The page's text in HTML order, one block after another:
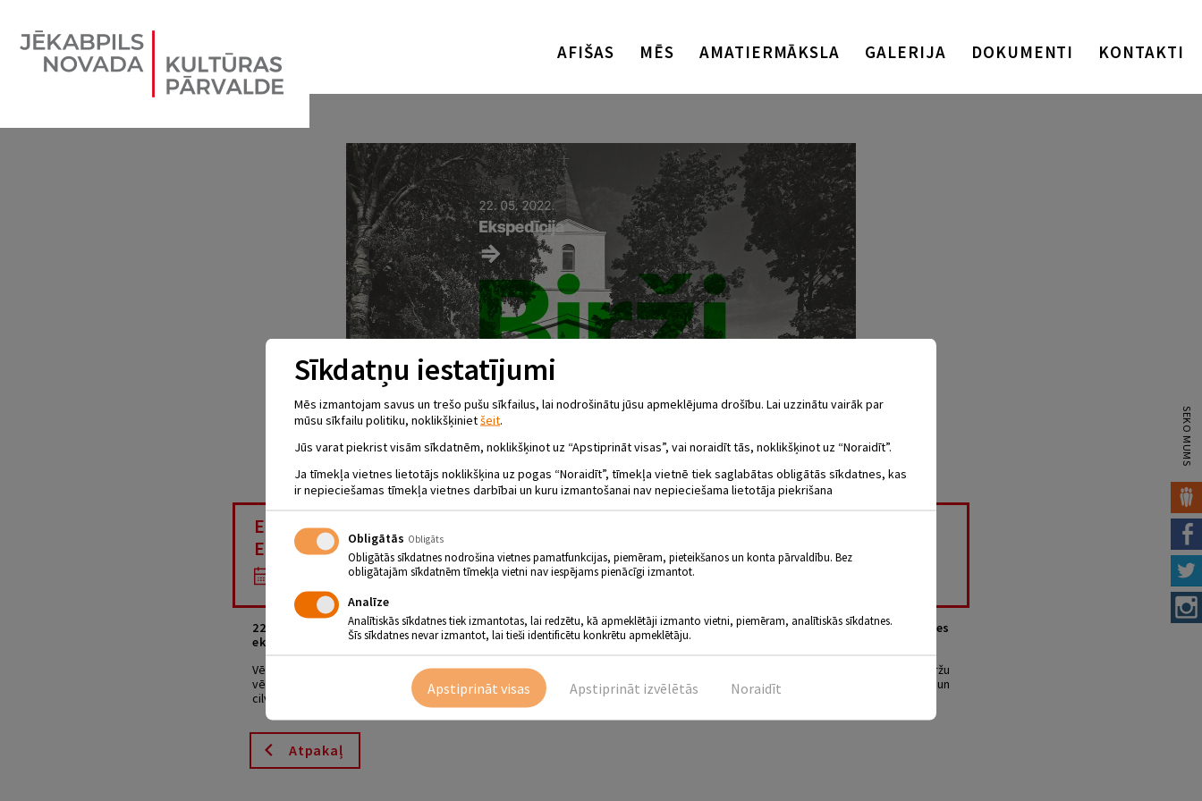
AFIŠAS MĒS AMATIERMĀKSLA GALERIJA DOKUMENTI KONTAKTI
EMĪLIJAS DIENA – JĒKABPILS PILSĒTAS BIBLIOTĒKAS DIENA.
EKSPEDĪCIJA “BIRŽI”.
22.05.2022
22. maijā aicinām kopā ar Jēkabpils pilsētas bibliotēkas kolektīvu un Biedrību Jēkabpils mantojums piedalīties
ekspedīcijā “Birži”.
Vēsturiski Birži ir cieši saistīti ar Jēkabpils pilsētu, tās rašanos un vēsturi. Ekspedīcijā “Birži”, dodamies pārgājienā pa Biržu
vēsturiskajām vietām, skatāmies, kādas liecības palikušas no Kurzemes hercogistes laikiem. Interesējamies par vietām, lietām un
cilvēkiem. Pieteikšanās pa tel. 29554991.
Atpakaļ
SEKO MUMS
Sīkdatņu iestatījumi
Mēs izmantojam savus un trešo pušu sīkfailus, lai nodrošinātu jūsu apmeklējuma drošību. Lai uzzinātu vairāk par
mūsu sīkfailu politiku, noklikšķinietšeit.
Jūs varat piekrist visām sīkdatnēm, noklikšķinot uz “Apstiprināt visas”, vai noraidīt tās, noklikšķinot uz “Noraidīt”.
Ja tīmekļa vietnes lietotājs noklikšķina uz pogas “Noraidīt”, tīmekļa vietnē tiek saglabātas obligātās sīkdatnes, kas
ir nepieciešamas tīmekļa vietnes darbībai un kuru izmantošanai nav nepieciešama lietotāja piekrišana
Obligātās Obligāts
Obligātās sīkdatnes nodrošina vietnes pamatfunkcijas, piemēram, pieteikšanos un konta pārvaldību. Bez
obligātajām sīkdatnēm tīmekļa vietni nav iespējams pienācīgi izmantot.
Analīze
Analītiskās sīkdatnes tiek izmantotas, lai redzētu, kā apmeklētāji izmanto vietni, piemēram, analītiskās sīkdatnes.
Šīs sīkdatnes nevar izmantot, lai tieši identificētu konkrētu apmeklētāju.
Noraidīt
Apstiprināt izvēlētās
Apstiprināt visas